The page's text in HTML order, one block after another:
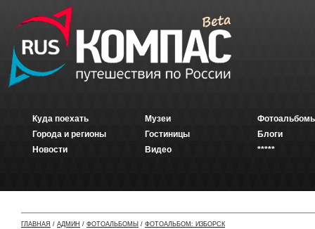
Куда поехать
Города и регионы
Новости
Музеи
Гостиницы
Видео
Блоги
*****
ГЛАВНАЯ / АДМИН / ФОТОАЛЬБОМЫ / ФОТОАЛЬБОМ: ИЗБОРСК